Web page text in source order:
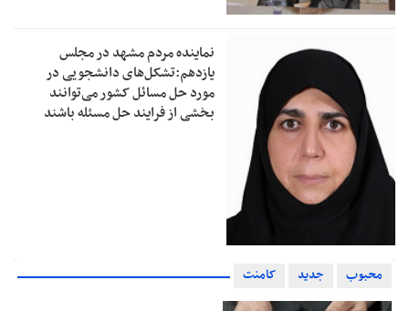
نماینده مردم مشهد در مجلس
یازدهم:تشکل‌های دانشجویی در
مورد حل مسائل کشور می‌توانند
بخشی از فرایند حل مسئله باشند
محبوب جدید کامنت